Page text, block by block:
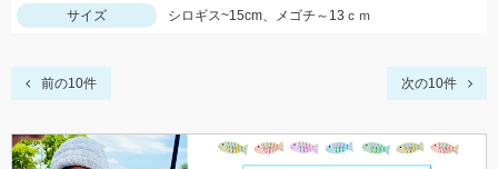
サイズ
シロギス~15cm、メゴチ～13ｃｍ
前の10件 次の10件